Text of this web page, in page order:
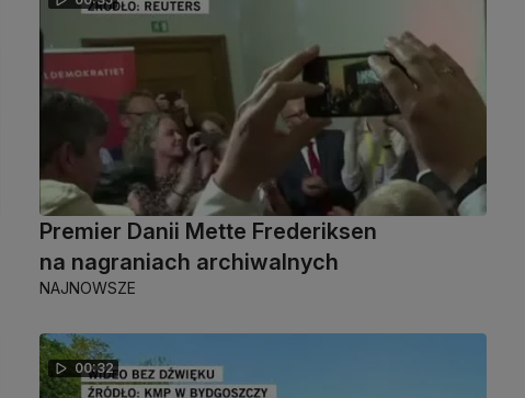
Premier Danii Mette Frederiksen
na nagraniach archiwalnych
NAJNOWSZE
00:32